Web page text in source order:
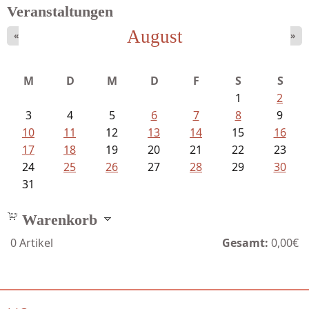
Veranstaltungen
August
« »
M D M D F S
S
1
2
3
4 5 6 7 8
9
10
11 12 13 14 15
16
17
18 19 20 21 22
23
24
25 26 27 28 29
30
31
Warenkorb
0Artikel Gesamt: 0,00€